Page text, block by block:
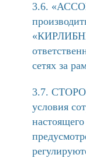
3.6.
сетях за
3.7.
условия